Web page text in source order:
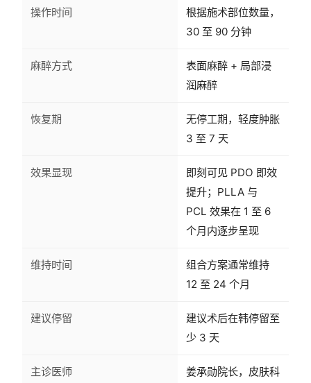
操作时间
根据施术部位数量，
30 至 90 分钟
麻醉方式
表面麻醉 + 局部浸
润麻醉
恢复期
无停工期，轻度肿胀
3 至 7 天
效果显现
即刻可见 PDO 即效
提升；PLLA 与
PCL 效果在 1 至 6
个月内逐步呈现
维持时间
组合方案通常维持
12 至 24 个月
建议停留
建议术后在韩停留至
少 3 天
主诊医师
姜承勋院长，皮肤科